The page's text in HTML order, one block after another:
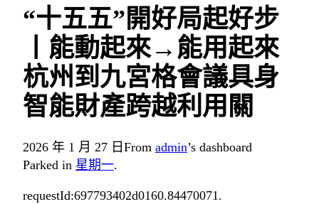
“十五五”開好局起好步
丨能動起來→能用起來
杭州到九宮格會議具身
智能財產跨越利用關
2026 年 1 月 27 日 From admin’s dashboard
Parked in 星期一.
requestId:697793402d0160.84470071.